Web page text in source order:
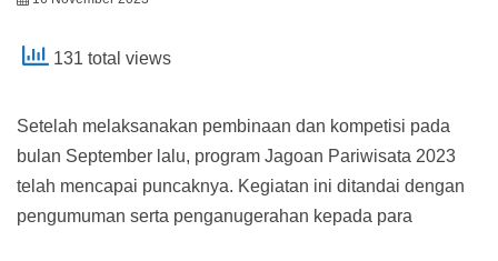
131 total views
Setelah melaksanakan pembinaan dan kompetisi pada
bulan September lalu, program Jagoan Pariwisata 2023
telah mencapai puncaknya. Kegiatan ini ditandai dengan
pengumuman serta penganugerahan kepada para